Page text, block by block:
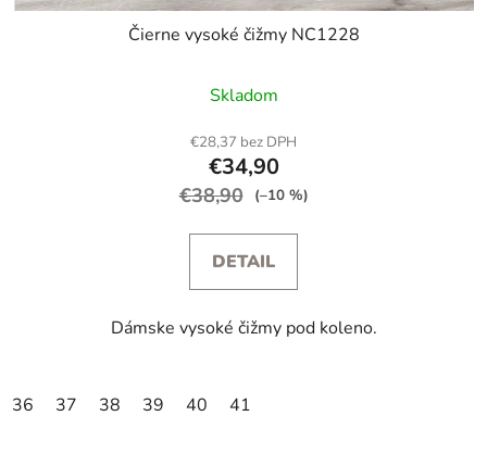
Čierne vysoké čižmy NC1228
Skladom
€28,37 bez DPH
€34,90
€38,90 (–10 %)
DETAIL
Dámske vysoké čižmy pod koleno.
36 37 38 39 40 41